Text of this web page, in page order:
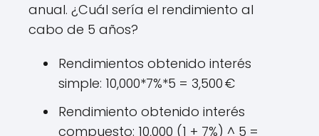
anual. ¿Cuál sería el rendimiento al
cabo de 5 años?
Rendimientos obtenido interés
simple: 10,000*7%*5 = 3,500 €
Rendimiento obtenido interés
compuesto: 10,000 (1 + 7%) ^ 5 =